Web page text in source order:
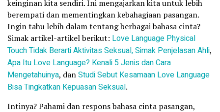
keinginan kita sendiri. Ini mengajarkan kita untuk lebih
berempati dan mementingkan kebahagiaan pasangan.
Ingin tahu lebih dalam tentang berbagai bahasa cinta?
Simak artikel-artikel berikut: Love Language Physical
Touch Tidak Berarti Aktivitas Seksual, Simak Penjelasan Ahli,
Apa Itu Love Language? Kenali 5 Jenis dan Cara
Mengetahuinya, danStudi Sebut Kesamaan Love Language
Bisa Tingkatkan Kepuasan Seksual.
Intinya? Pahami dan respons bahasa cinta pasangan,